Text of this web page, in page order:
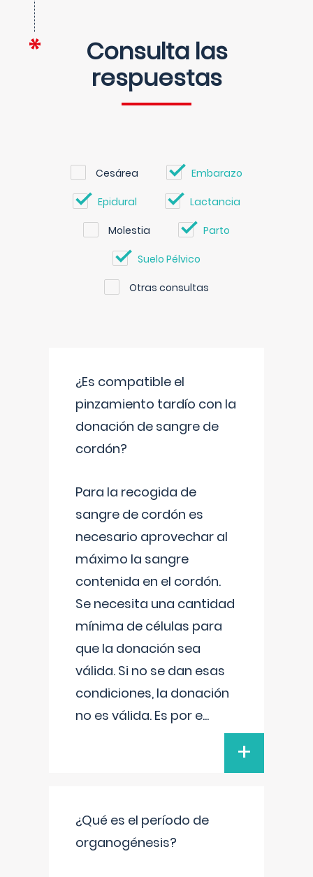
Consulta las
respuestas
Cesárea Embarazo
Epidural Lactancia
Molestia Parto
Suelo Pélvico
Otras consultas
¿Es compatible el
pinzamiento tardío con la
donación de sangre de
cordón?
Para la recogida de
sangre de cordón es
necesario aprovechar al
máximo la sangre
contenida en el cordón.
Se necesita una cantidad
mínima de células para
que la donación sea
válida. Si no se dan esas
condiciones, la donación
no es válida. Es por e...
+
¿Qué es el período de
organogénesis?